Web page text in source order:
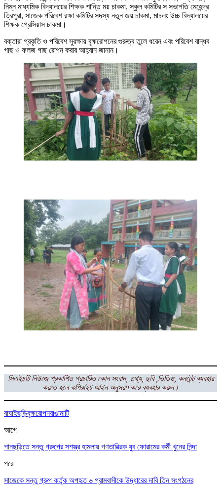
নিম্ন মাধ্যমিক বিদ্যালয়ের শিক্ষক শান্তি ময় চাকমা, স্কুল কমিটির স সভাপতি মেহেন্দ্র
ত্রিপুরা, সাজেক পরিবেশ রক্ষা কমিটির সদস্য নতুন জয় চাকমা, মাচলং উচ্চ বিদ্যালয়ের
শিক্ষক প্রেসিয়াস চাকমা।
বক্তারা প্রকৃতি ও পরিবেশ সুরক্ষায় বৃক্ষরোপনের গুরুত্ব তুলে ধরেন এবং পরিবেশ বান্ধব
গাছ ও ফলজ গাছ রোপন করার আহ্বান জানান।
সিএইচটি নিউজে প্রকাশিত প্রচারিত কোন সংবাদ, তথ্য, ছবি ,ভিডিও, কনটেন্ট ব্যবহার
করতে হলে কপিরাইট আইন অনুসরণ করে ব্যবহার করুন।
বাঘাইছড়িবৃক্ষরোপনরাঙামাটি
আগে
পানছড়িতে সন্তু গ্রুপের সশস্ত্র হামলায় গণতান্ত্রিক যুব ফোরামের কর্মী খুনের নিন্দা
পরে
সাজেকে সন্তু গ্রুপ কর্তৃক অপহৃত ৬ গ্রামবাসীকে উদ্ধারের দাবি তিন সংগঠনের